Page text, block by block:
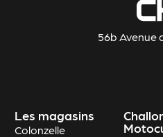
56b Avenue
Les magasins
Colonzelle